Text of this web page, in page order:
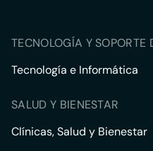
TECNOLOGÍA Y SOPORTE
Tecnología e Informática
SALUD Y BIENESTAR
Clínicas, Salud y Bienestar